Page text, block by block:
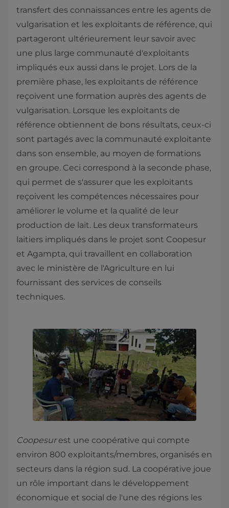
transfert des connaissances entre les agents de
vulgarisation et les exploitants de référence, qui
partageront ultérieurement leur savoir avec
une plus large communauté d'exploitants
impliqués eux aussi dans le projet. Lors de la
première phase, les exploitants de référence
reçoivent une formation auprès des agents de
vulgarisation. Lorsque les exploitants de
référence obtiennent de bons résultats, ceux-ci
sont partagés avec la communauté exploitante
dans son ensemble, au moyen de formations
en groupe. Ceci correspond à la seconde phase,
qui permet de s'assurer que les exploitants
reçoivent les compétences nécessaires pour
améliorer le volume et la qualité de leur
production de lait. Les deux transformateurs
laitiers impliqués dans le projet sont Coopesur
et Agampta, qui travaillent en collaboration
avec le ministère de l'Agriculture en lui
fournissant des services de conseils
techniques.
Coopesurest une coopérative qui compte
environ 800 exploitants/membres, organisés en
secteurs dans la région sud. La coopérative joue
un rôle important dans le développement
économique et social de l'une des régions les